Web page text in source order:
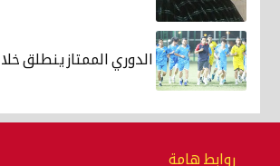
الدوري الممتاز ينطلق
روابط هامة